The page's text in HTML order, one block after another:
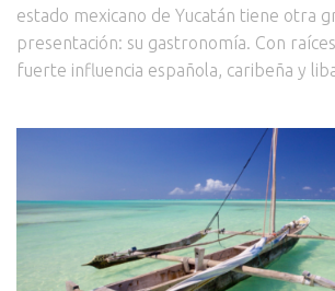
estado mexicano de Yucatán tiene otra
presentación: su gastronomía. Con
fuerte influencia española, caribeña y